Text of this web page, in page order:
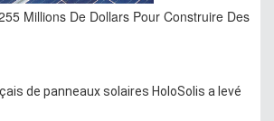
Millions De Dollars Pour Construire Des
de panneaux solaires HoloSolis a levé